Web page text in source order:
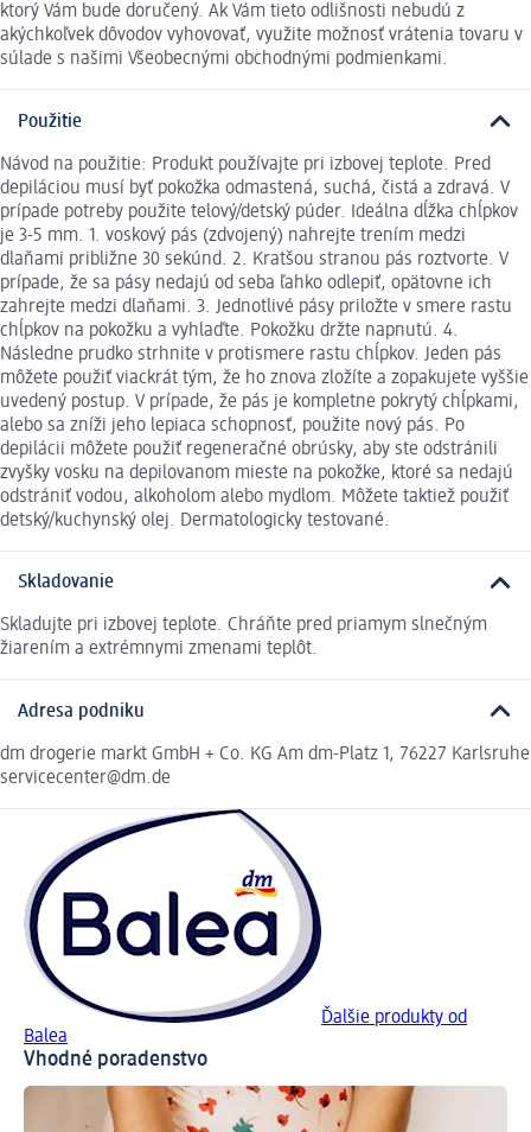
ktorý Vám bude doručený. Ak Vám tieto odlišnosti nebudú z
akýchkoľvek dôvodov vyhovovať, využite možnosť vrátenia tovaru v
súlade s našimi Všeobecnými obchodnými podmienkami.
Použitie
Návod na použitie: Produkt používajte pri izbovej teplote. Pred
depiláciou musí byť pokožka odmastená, suchá, čistá a zdravá. V
prípade potreby použite telový/detský púder. Ideálna dĺžka chĺpkov
je 3-5 mm. 1. voskový pás (zdvojený) nahrejte trením medzi
dlaňami približne 30 sekúnd. 2. Kratšou stranou pás roztvorte. V
prípade, že sa pásy nedajú od seba ľahko odlepiť, opätovne ich
zahrejte medzi dlaňami. 3. Jednotlivé pásy priložte v smere rastu
chĺpkov na pokožku a vyhlaďte. Pokožku držte napnutú. 4.
Následne prudko strhnite v protismere rastu chĺpkov. Jeden pás
môžete použiť viackrát tým, že ho znova zložíte a zopakujete vyššie
uvedený postup. V prípade, že pás je kompletne pokrytý chĺpkami,
alebo sa zníži jeho lepiaca schopnosť, použite nový pás. Po
depilácii môžete použiť regeneračné obrúsky, aby ste odstránili
zvyšky vosku na depilovanom mieste na pokožke, ktoré sa nedajú
odstrániť vodou, alkoholom alebo mydlom. Môžete taktiež použiť
detský/kuchynský olej. Dermatologicky testované.
Skladovanie
Skladujte pri izbovej teplote. Chráňte pred priamym slnečným
žiarením a extrémnymi zmenami teplôt.
Adresa podniku
dm drogerie markt GmbH + Co. KG Am dm-Platz 1, 76227 Karlsruhe
servicecenter@dm.de
Ďalšie produkty od
Balea
Vhodné poradenstvo